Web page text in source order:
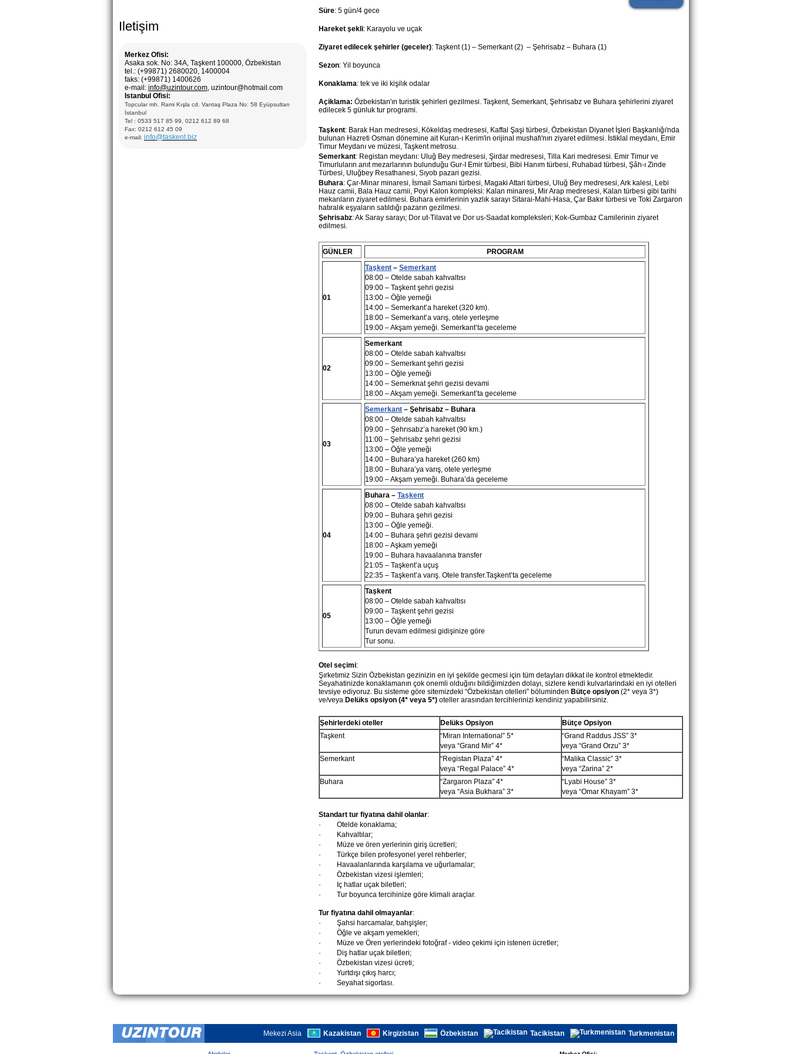
Iletişim
Merkez Ofisi:
Asaka sok. No: 34A, Taşkent 100000, Özbekistan
tel.: (+99871) 2680020, 1400004
faks: (+99871) 1400626
e-mail: info@uzintour.com, uzintour@hotmail.com
Istanbul Ofisi:
Topcular mh. Rami Kışla cd. Vantaş Plaza No: 58 Eyüpsultan
İstanbul
Tel : 0533 517 85 99, 0212 612 89 68
Fax: 0212 612 45 09
e-mail: info@taskent.biz
Süre: 5 gün/4 gece
Hareket şekli: Karayolu ve uçak
Ziyaret edilecek şehirler (geceler): Taşkent (1) – Semerkant (2) – Şehrisabz – Buhara (1)
Sezon: Yil boyunca
Konaklama: tek ve iki kişilık odalar
Açiklama: Özbekistan'ın turistik şehirleri gezilmesi. Taşkent, Semerkant, Şehrisabz ve Buhara şehirlerini ziyaret
edilecek 5 günluk tur programi.
Taşkent: Barak Han medresesi, Kökeldaş medresesi, Kaffal Şaşi türbesi, Özbekistan Diyanet İşleri Başkanlığı'nda
bulunan Hazreti Osman dönemine ait Kuran-ı Kerim'in orijinal mushafı'nın ziyaret edilmesi. İstiklal meydanı, Emir
Timur Meydanı ve müzesi, Taşkent metrosu.
Semerkant: Registan meydanı: Uluğ Bey medresesi, Şirdar medresesi, Tilla Kari medresesi. Emir Timur ve
Timurluların anıt mezarlarının bulunduğu Gur-I Emir türbesi, Bibi Hanım türbesi, Ruhabad türbesi, Şâh-ı Zinde
Türbesi, Uluğbey Resathanesi, Sıyob pazari gezisi.
Buhara: Çar-Minar minaresi, İsmail Samani türbesi, Magaki Attari türbesi, Uluğ Bey medresesi, Ark kalesi, Lebi
Hauz camii, Bala Hauz camii, Poyi Kalon kompleksi: Kalan minaresi, Mir Arap medresesi, Kalan türbesi gibi tarihi
mekanların ziyaret edilmesi. Buhara emirlerinin yazlık sarayı Sitarai-Mahi-Hasa, Çar Bakır türbesi ve Toki Zargaron
hatıralık eşyaların satıldığı pazarın gezilmesi.
Şehrisabz: Ak Saray sarayı; Dor ut-Tilavat ve Dor us-Saadat kompleksleri; Kok-Gumbaz Camilerinin ziyaret
edilmesi.
GÜNLER PROGRAM
01
Taşkent – Semerkant
08:00 – Otelde sabah kahvaltısı
09:00 – Taşkent şehri gezisi
13:00 – Öğle yemeği
14:00 – Semerkant’a hareket (320 km).
18:00 – Semerkant’a varış, otele yerleşme
19:00 – Akşam yemeği. Semerkant’ta geceleme
02
Semerkant
08:00 – Otelde sabah kahvaltısı
09:00 – Semerkant şehri gezisi
13:00 – Öğle yemeği
14:00 – Semerknat şehri gezisi devami
18:00 – Akşam yemeği. Semerkant’ta geceleme
03
Semerkant – Şehrisabz – Buhara
08:00 – Otelde sabah kahvaltısı
09:00 – Şehrısabz’a hareket (90 km.)
11:00 – Şehrisabz şehri gezisi
13:00 – Öğle yemeği
14:00 – Buhara’ya hareket (260 km)
18:00 – Buhara’ya varış, otele yerleşme
19:00 – Akşam yemeği. Buhara’da geceleme
04
Buhara – Taşkent
08:00 – Otelde sabah kahvaltısı
09:00 – Buhara şehri gezisi
13:00 – Öğle yemeği.
14:00 – Buhara şehri gezisi devami
18:00 – Aşkam yemeği
19:00 – Buhara havaalanına transfer
21:05 – Taşkent’a uçuş
22:35 – Taşkent’a varış. Otele transfer.Taşkent’ta geceleme
05
Taşkent
08:00 – Otelde sabah kahvaltısı
09:00 – Taşkent şehri gezisi
13:00 – Öğle yemeği
Turun devam edilmesi gidişinize göre
Tur sonu.
Otel seçimi:
Şırketımiz Sizin Özbekistan gezinizin en iyi şekilde gecmesi için tüm detayları dikkat ile kontrol etmektedir.
Seyahatinizde konaklamanın çok onemli olduğını bildiğimizden dolayı, sizlere kendi kulvarlarindaki en iyi otelleri
tevsiye ediyoruz. Bu sisteme göre sitemizdeki “Özbekistan otelleri” böluminden Bütçe opsiyon (2* veya 3*)
ve/veya Delüks opsiyon (4* veya 5*) oteller arasından tercihlerinizi kendiniz yapabilirsiniz.
Şehirlerdeki oteller Delüks Opsiyon
Bütçe Opsiyon
Taşkent
“Miran International” 5*
veya “Grand Mir” 4*
“Grand Raddus JSS” 3*
veya “Grand Orzu” 3*
Semerkant
“Registan Plaza” 4*
veya “Regal Palace” 4*
“Malika Classic” 3*
veya “Zarina” 2*
Buhara
“Zargaron Plaza” 4*
veya “Asia Bukhara” 3*
“Lyabi House” 3*
veya “Omar Khayam” 3*
Standart tur fiyatına dahil olanlar:
·
Otelde konaklama;
·
Kahvaltı lar;
·
Müze ve ören yerlerinin giriş ücretleri;
·
Türkçe bilen profesyonel yerel rehberler;
·
Havaalanlarında karşılama ve uğurlamalar;
·
Özbekistan vizesi işlemleri;
·
Iç hatlar uçak biletleri;
·
Tur boyunca tercihinize göre klimali araçlar.
Tur fiyatına dahil olmayanlar:
·
Şahsi harcamalar, bahşişler;
·
Öğle ve akşam yemekleri;
·
Müze ve Ören yerlerindeki fotoğraf - video çekimi için istenen ücretler;
·
Diş hatlar uçak biletleri;
·
Özbekistan vizesi ücreti;
·
Yurtdışı çıkış harcı;
·
Seyahat sigortası.
Mekezi Asia Kazakistan Kirgizistan Özbekistan Tacikistan Turkmenistan